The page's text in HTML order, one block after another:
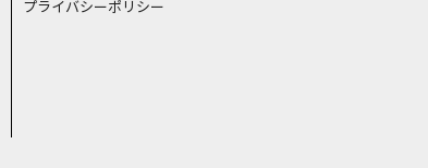
プライバシーポリシー